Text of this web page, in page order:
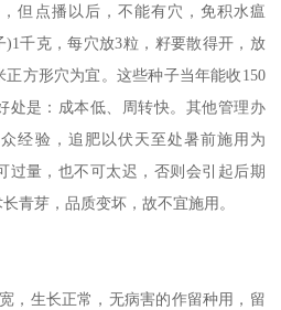
但点播以后，不能有穴，免积水瘟
千克，每穴放3粒，籽要散得开，放
正方形穴为宜。这些种子当年能收150
处是：成本低、周转快。其他管理办
经验，追肥以伏天至处暑前施用为
过量，也不可太迟，否则会引起后期
青芽，品质变坏，故不宜施用。
，生长正常，无病害的作留种用，留